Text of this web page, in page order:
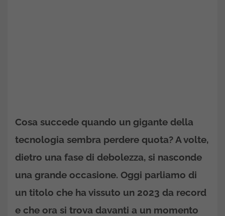
Cosa succede quando un gigante della
tecnologia sembra perdere quota? A volte,
dietro una fase di debolezza, si nasconde
una grande occasione. Oggi parliamo di
un titolo che ha vissuto un 2023 da record
e che ora si trova davanti a un momento